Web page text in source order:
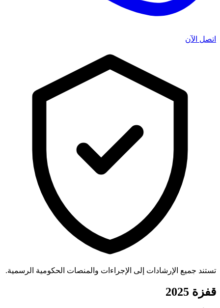
اتصل الآن
تستند جميع الإرشادات إلى الإجراءات والمنصات الحكومية الرسمية.
قفزة 2025